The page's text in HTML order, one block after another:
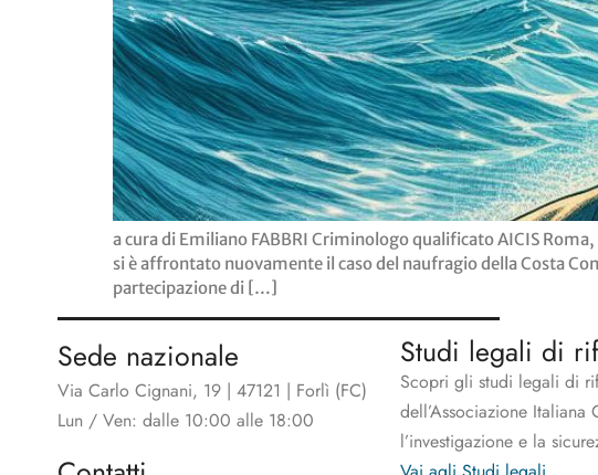
a cura di Emiliano FABBRI Criminologo qualificato AICIS
si è affrontato nuovamente il caso del naufragio della Costa
partecipazione di […]
Sede nazionale
Via Carlo Cignani, 19 | 47121 | Forlì (FC)
Lun / Ven: dalle 10:00 alle 18:00
Studi legali di
Scopri gli studi legali di
dell’Associazione
l’investigazione e la